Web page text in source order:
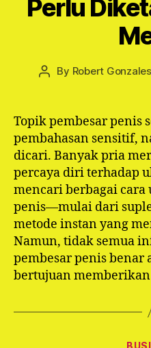
Perlu
Post
By Robert Gonzales
Topik pembesar penis
pembahasan sensitif,
dicari. Banyak pria
percaya diri terhadap
mencari berbagai
penis—mulai dari
metode instan yang
Namun, tidak semua
pembesar penis
bertujuan